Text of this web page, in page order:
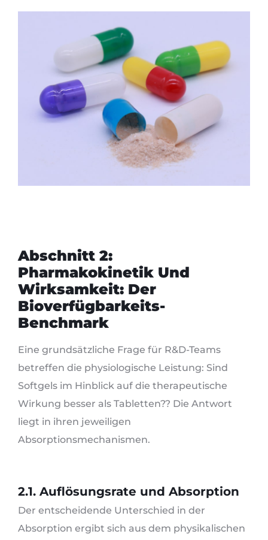
Abschnitt 2:
Pharmakokinetik Und
Wirksamkeit: Der
Bioverfügbarkeits-
Benchmark
Eine grundsätzliche Frage für R&D-Teams
betreffen die physiologische Leistung: Sind
Softgels im Hinblick auf die therapeutische
Wirkung besser als Tabletten?? Die Antwort
liegt in ihren jeweiligen
Absorptionsmechanismen.
2.1. Auflösungsrate und Absorption
Der entscheidende Unterschied in der
Absorption ergibt sich aus dem physikalischen